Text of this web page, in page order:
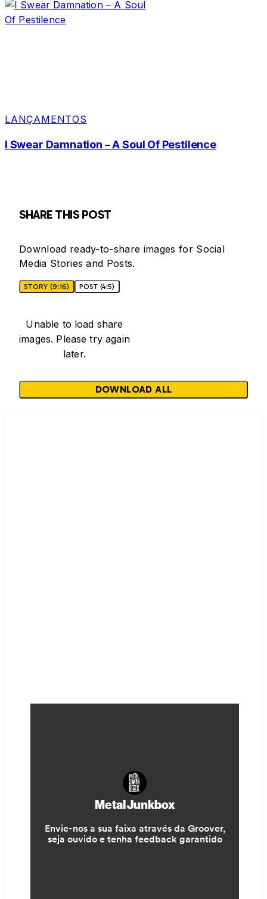
LANÇAMENTOS
I Swear Damnation – A Soul Of Pestilence
SHARE THIS POST
Download ready-to-share images for Social
Media Stories and Posts.
STORY (9:16) POST (4:5)
Unable to load share
images. Please try again
later.
DOWNLOAD ALL